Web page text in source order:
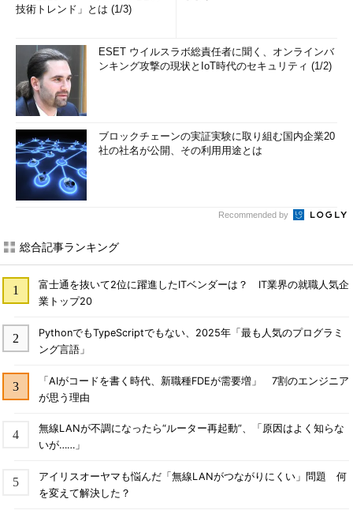
技術トレンド」とは (1/3)
ESET ウイルスラボ総責任者に聞く、オンラインバ
ンキング攻撃の現状とIoT時代のセキュリティ (1/2)
ブロックチェーンの実証実験に取り組む国内企業20
社の社名が公開、その利用用途とは
Recommended by
総合記事ランキング
富士通を抜いて2位に躍進したITベンダーは？ IT業界の就職人気企
業トップ20
PythonでもTypeScriptでもない、2025年「最も人気のプログラミ
ング言語」
「AIがコードを書く時代、新職種FDEが需要増」 7割のエンジニア
が思う理由
無線LANが不調になったら“ルーター再起動”、「原因はよく知らな
いが……」
アイリスオーヤマも悩んだ「無線LANがつながりにくい」問題 何
を変えて解決した？